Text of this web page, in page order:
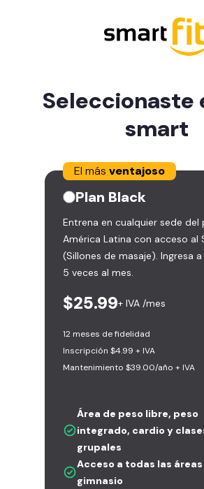
Seleccionaste
smart
El más ventajoso
Plan Black
Entrena en cualquier sede del
América Latina con acceso al
(Sillones de masaje). Ingresa
5 veces al mes.
$25.99+ IVA /mes
12 meses de fidelidad
Inscripción $4.99 + IVA
Mantenimiento $39.00/año + IVA
Área de peso libre, peso
integrado, cardio y
grupales
Acceso a todas las
gimnasio